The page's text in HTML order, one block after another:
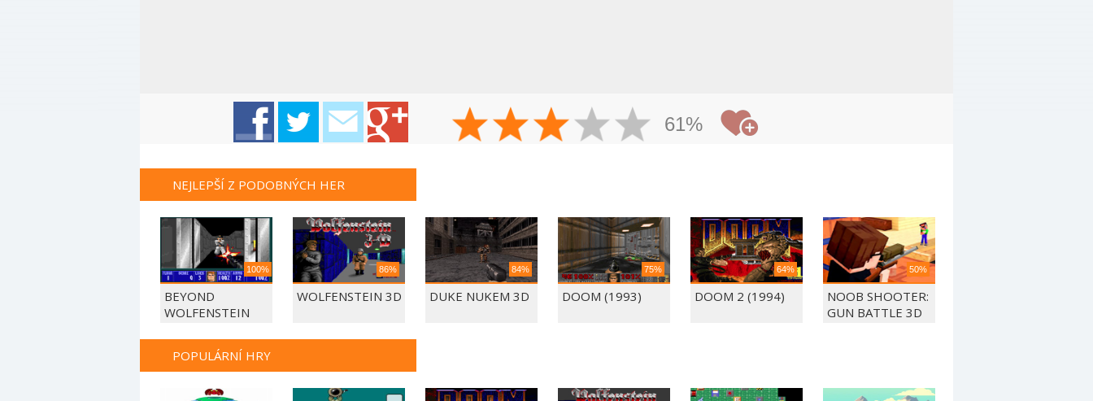
61%
NEJLEPŠÍ Z PODOBNÝCH HER
100%
BEYOND
WOLFENSTEIN
86%
WOLFENSTEIN 3D
84%
DUKE NUKEM 3D
75%
DOOM (1993)
64%
DOOM 2 (1994)
50%
NOOB SHOOTER:
GUN BATTLE 3D
POPULÁRNÍ HRY